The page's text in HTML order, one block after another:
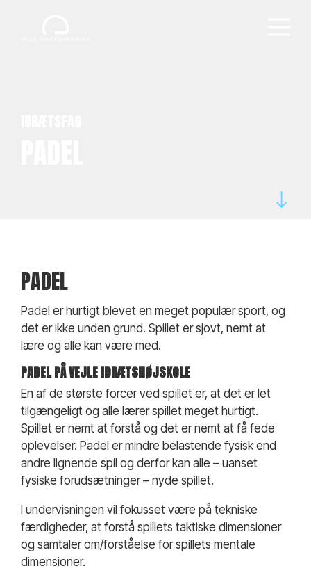
PADEL
Padel er hurtigt blevet en meget populær sport, og
det er ikke unden grund. Spillet er sjovt, nemt at
lære og alle kan være med.
PADEL PÅ VEJLE IDRÆTSHØJSKOLE
En af de største forcer ved spillet er, at det er let
tilgængeligt og alle lærer spillet meget hurtigt.
Spillet er nemt at forstå og det er nemt at få fede
oplevelser. Padel er mindre belastende fysisk end
andre lignende spil og derfor kan alle – uanset
fysiske forudsætninger – nyde spillet.
I undervisningen vil fokusset være på tekniske
færdigheder, at forstå spillets taktiske dimensioner
og samtaler om/forståelse for spillets mentale
dimensioner.